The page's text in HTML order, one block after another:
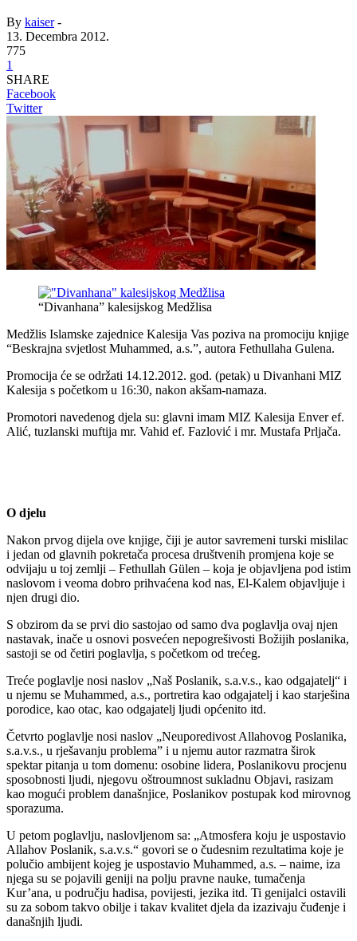
By kaiser-
13. Decembra 2012.
775
1
SHARE
Facebook
Twitter
“Divanhana” kalesijskog Medžlisa
Medžlis Islamske zajednice Kalesija Vas poziva na promociju knjige
“Beskrajna svjetlost Muhammed, a.s.”, autora Fethullaha Gulena.
Promocija će se održati 14.12.2012. god. (petak) u Divanhani MIZ
Kalesija s početkom u 16:30, nakon akšam-namaza.
Promotori navedenog djela su: glavni imam MIZ Kalesija Enver ef.
Alić, tuzlanski muftija mr. Vahid ef. Fazlović i mr. Mustafa Prljača.
O djelu
Nakon prvog dijela ove knjige, čiji je autor savremeni turski mislilac
i jedan od glavnih pokretača procesa društvenih promjena koje se
odvijaju u toj zemlji – Fethullah Gülen – koja je objavljena pod istim
naslovom i veoma dobro prihvaćena kod nas, El-Kalem objavljuje i
njen drugi dio.
S obzirom da se prvi dio sastojao od samo dva poglavlja ovaj njen
nastavak, inače u osnovi posvećen nepogrešivosti Božijih poslanika,
sastoji se od četiri poglavlja, s početkom od trećeg.
Treće poglavlje nosi naslov „Naš Poslanik, s.a.v.s., kao odgajatelj“ i
u njemu se Muhammed, a.s., portretira kao odgajatelj i kao starješina
porodice, kao otac, kao odgajatelj ljudi općenito itd.
Četvrto poglavlje nosi naslov „Neuporedivost Allahovog Poslanika,
s.a.v.s., u rješavanju problema” i u njemu autor razmatra širok
spektar pitanja u tom domenu: osobine lidera, Poslanikovu procjenu
sposobnosti ljudi, njegovu oštroumnost sukladnu Objavi, rasizam
kao mogući problem današnjice, Poslanikov postupak kod mirovnog
sporazuma.
U petom poglavlju, naslovljenom sa: „Atmosfera koju je uspostavio
Allahov Poslanik, s.a.v.s.“ govori se o čudesnim rezultatima koje je
polučio ambijent kojeg je uspostavio Muhammed, a.s. – naime, iza
njega su se pojavili geniji na polju pravne nauke, tumačenja
Kur’ana, u području hadisa, povijesti, jezika itd. Ti genijalci ostavili
su za sobom takvo obilje i takav kvalitet djela da izazivaju čuđenje i
današnjih ljudi.